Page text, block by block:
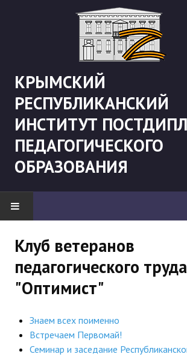
КРЫМСКИЙ
РЕСПУБЛИКАНСКИЙ
ИНСТИТУТ
ПЕДАГОГИЧЕСКОГО
ОБРАЗОВАНИЯ
"Боевая" русистика
Будни института
АНОНСЫ
ИНСТИТУТ
Клуб ветеранов
педагогического труда
"Оптимист"
Знаем всех поименно
Встречаем Первомай!
Семинар и заседание